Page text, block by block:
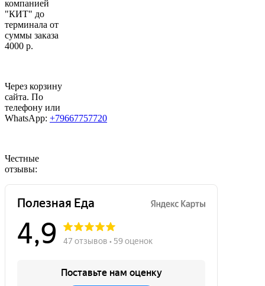
компанией
"КИТ" до
терминала от
суммы заказа
4000 р.
Через корзину
сайта. По
телефону или
WhatsApp: +79667757720
Честные
отзывы: